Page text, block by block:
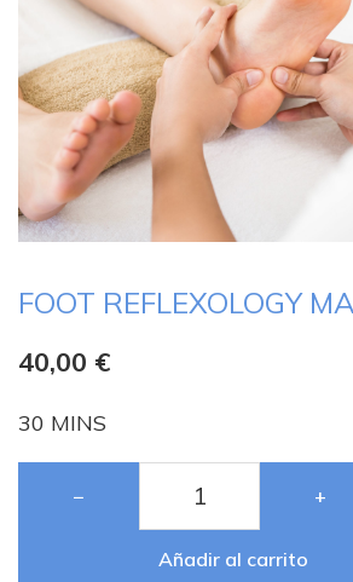
FOOT REFLEXOLOGY
40,00 €
30 MINS
− +
Añadir al carrito